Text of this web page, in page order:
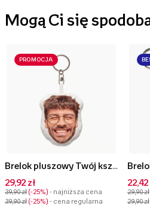
Mogą Ci się
PROMOCJA
29,92 zł
39,90 zł -25% - najniższa cena
39,90 zł -25% - cena regularna
22,42
29,90 zł
29,90 zł